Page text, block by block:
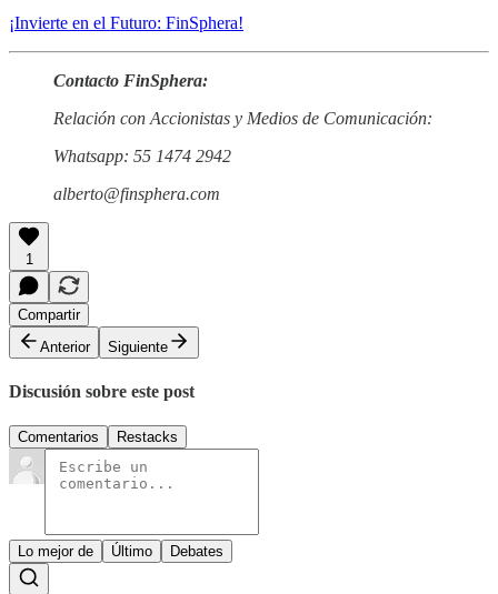
¡Invierte en el Futuro: FinSphera!
Contacto FinSphera:
Relación con Accionistas y Medios de Comunicación:
Whatsapp: 55 1474 2942
alberto@finsphera.com
1
Compartir
Anterior
Siguiente
Discusión sobre este post
Comentarios Restacks
Lo mejor de Último Debates